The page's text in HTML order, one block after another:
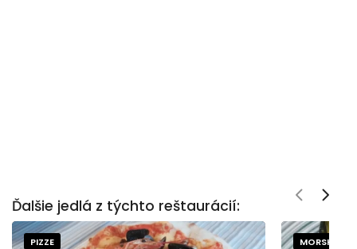
Ďalšie jedlá z týchto reštaurácií:
PIZZE MORSKÉ